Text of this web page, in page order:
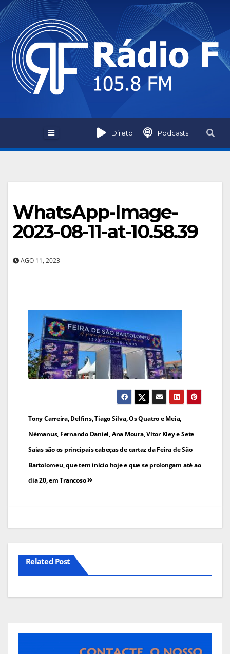
Skip
to
content
Direto Podcasts
WhatsApp-Image-
2023-08-11-at-10.58.39
AGO 11, 2023
Navegação
de
artigos
Tony Carreira, Delfins, Tiago Silva, Os Quatro e Meia,
Némanus, Fernando Daniel, Ana Moura, Vítor Kley e Sete
Saias são os principais cabeças de cartaz da Feira de São
Bartolomeu, que tem início hoje e que se prolongam até ao
dia 20, em Trancoso
Related Post